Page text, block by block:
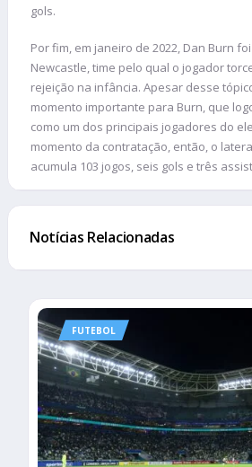
gols.
Por fim, em janeiro de 2022, Dan Burn
Newcastle, time pelo qual o jogador
rejeição na infância. Apesar desse
momento importante para Burn, que
como um dos principais jogadores do
momento da contratação, então, o
acumula 103 jogos, seis gols e três
Notícias Relacionadas
FUTEBOL